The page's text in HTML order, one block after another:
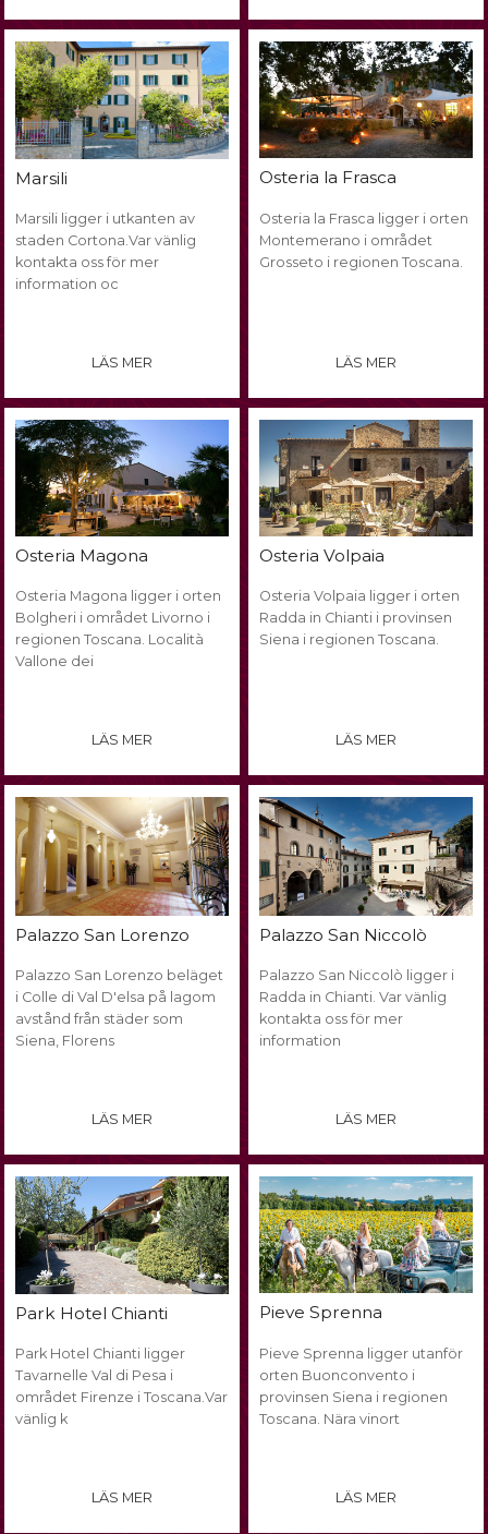
Marsili
Marsili ligger i utkanten av
staden Cortona.Var vänlig
kontakta oss för mer
information oc
LÄS MER
Osteria la Frasca
Osteria la Frasca ligger i orten
Montemerano i området
Grosseto i regionen Toscana.
LÄS MER
Osteria Magona
Osteria Magona ligger i orten
Bolgheri i området Livorno i
regionen Toscana. Località
Vallone dei
LÄS MER
Osteria Volpaia
Osteria Volpaia ligger i orten
Radda in Chianti i provinsen
Siena i regionen Toscana.
LÄS MER
Palazzo San Lorenzo
Palazzo San Lorenzo beläget
i Colle di Val D'elsa på lagom
avstånd från städer som
Siena, Florens
LÄS MER
Palazzo San Niccolò
Palazzo San Niccolò ligger i
Radda in Chianti. Var vänlig
kontakta oss för mer
information
LÄS MER
Park Hotel Chianti
Park Hotel Chianti ligger
Tavarnelle Val di Pesa i
området Firenze i Toscana.Var
vänlig k
LÄS MER
Pieve Sprenna
Pieve Sprenna ligger utanför
orten Buonconvento i
provinsen Siena i regionen
Toscana. Nära vinort
LÄS MER